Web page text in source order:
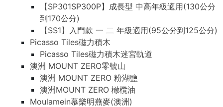
【SP301SP300P】成長型 中高年級適用(130公分
到170公分)
【SS1】入門款 一 二 年級適用(95公分到125公分)
Picasso Tiles磁力積木
Picasso Tiles磁力積木迷宮軌道
澳洲 MOUNT ZERO零號山
澳洲 MOUNT ZERO 粉湖鹽
澳洲MOUNT ZERO 橄欖油
Moulamein慕樂明燕麥(澳洲)